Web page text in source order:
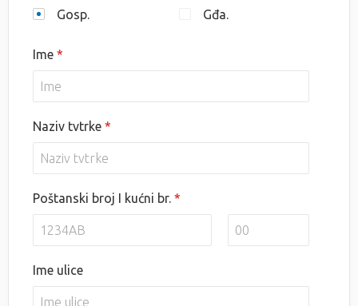
Gosp. Gđa.
Ime
Naziv tvtrke
Poštanski broj I kućni br.
Ime ulice